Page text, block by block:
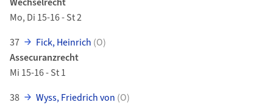
Mo, Di 15-16 - St 2
37
Fick, Heinrich (O)
Assecuranzrecht
Mi 15-16 - St 1
38
Wyss, Friedrich von (O)